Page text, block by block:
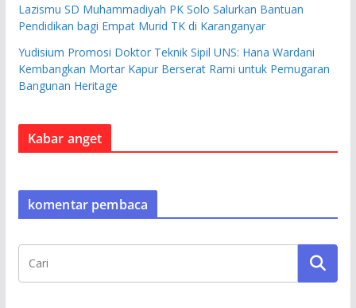
Lazismu SD Muhammadiyah PK Solo Salurkan Bantuan
Pendidikan bagi Empat Murid TK di Karanganyar
Yudisium Promosi Doktor Teknik Sipil UNS: Hana Wardani
Kembangkan Mortar Kapur Berserat Rami untuk Pemugaran
Bangunan Heritage
Kabar anget
komentar pembaca